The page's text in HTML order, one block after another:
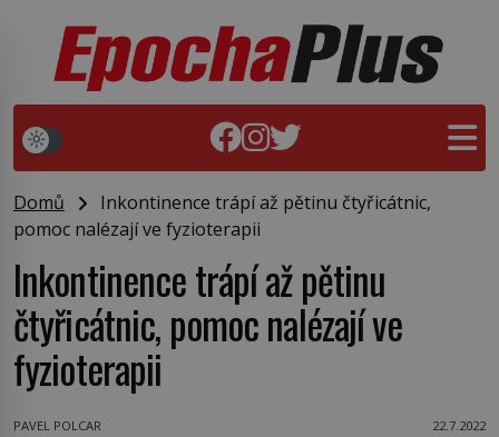
Domů
Inkontinence trápí až pětinu čtyřicátnic,
pomoc nalézají ve fyzioterapii
Inkontinence trápí až pětinu
čtyřicátnic, pomoc nalézají ve
fyzioterapii
PAVEL POLCAR 22.7.2022